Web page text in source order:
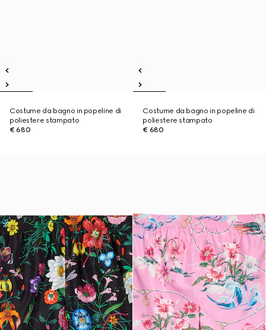
Costume da bagno in popeline di
poliestere stampato
€ 680
Costume da bagno in popeline di
poliestere stampato
€ 680